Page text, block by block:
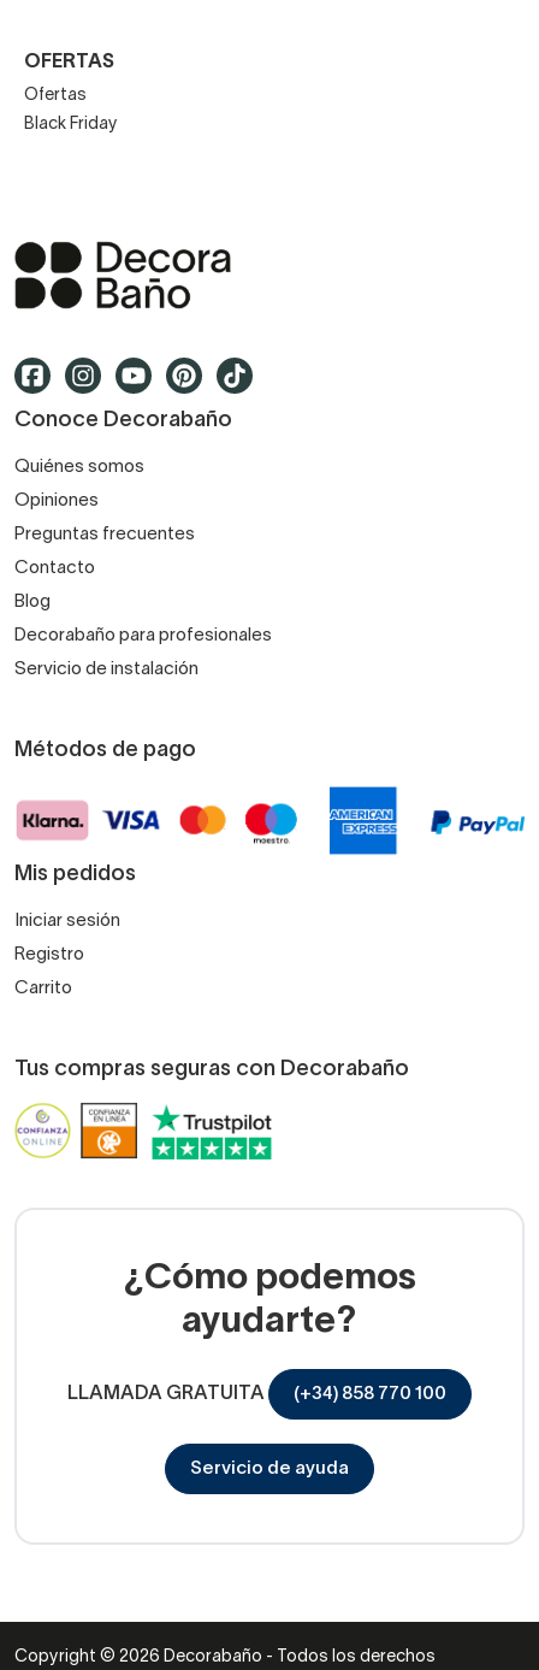
OFERTAS
Ofertas
Black Friday
Conoce Decorabaño
Quiénes somos
Opiniones
Preguntas frecuentes
Contacto
Blog
Decorabaño para profesionales
Servicio de instalación
Métodos de pago
Mis pedidos
Iniciar sesión
Registro
Carrito
Tus compras seguras con Decorabaño
¿Cómo podemos
ayudarte?
LLAMADA GRATUITA (+34) 858 770 100
Servicio de ayuda
Copyright © 2026 Decorabaño - Todos los derechos